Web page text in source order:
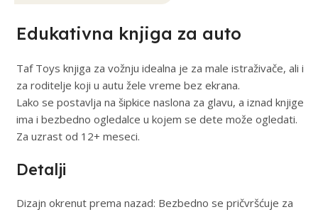
Edukativna knjiga za auto
Taf Toys knjiga za vožnju idealna je za male istraživače, ali i
za roditelje koji u autu žele vreme bez ekrana.
Lako se postavlja na šipkice naslona za glavu, a iznad knjige
ima i bezbedno ogledalce u kojem se dete može ogledati.
Za uzrast od 12+ meseci.
Detalji
Dizajn okrenut prema nazad: Bezbedno se pričvršćuje za